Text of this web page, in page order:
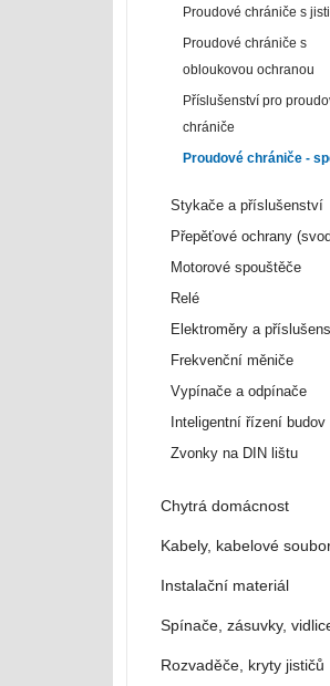
Proudové chrániče s
Proudové chrániče s
obloukovou ochranou
Příslušenství pro
chrániče
Proudové chrániče -
Stykače a příslušenství
Přepěťové ochrany
Motorové spouštěče
Relé
Elektroměry a
Frekvenční měniče
Vypínače a odpínače
Inteligentní řízení budov
Zvonky na DIN lištu
Chytrá domácnost
Kabely, kabelové
Instalační materiál
Spínače, zásuvky,
Rozvaděče, kryty jističů